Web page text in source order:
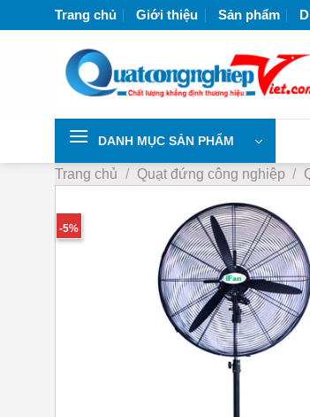
đến
Trang chủ Giới thiệu Sản phẩm
DANH MỤC SẢN PHẨM
nghiệp lớn nhất Việt Nam | Liên hệ để nhận
Trang chủ / Quạt đứng công nghiệp /
-5%